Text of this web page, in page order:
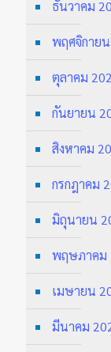
ธันวาคม
พฤศจิกาย
ตุลาคม
กันยายน
สิงหาคม
กรกฎาคม
มิถุนายน
พฤษภาคม
เมษายน
มีนาคม